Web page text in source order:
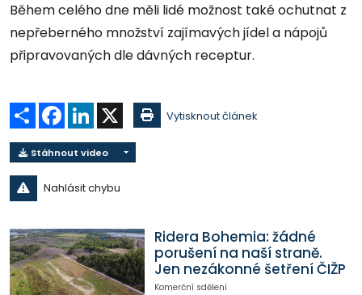
Během celého dne měli lidé možnost také ochutnat z
nepřeberného množství zajímavých jídel a nápojů
připravovaných dle dávných receptur.
Sdílet Facebook
LinkedIn Vytisknout článek
Stáhnout video
Nahlásit chybu
Ridera Bohemia: žádné
porušení na naší straně.
Jen nezákonné šetření ČIŽP
Komerční sdělení